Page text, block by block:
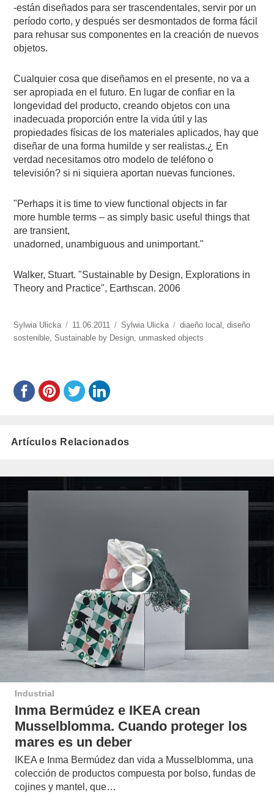
-están diseñados para ser trascendentales, servir por un
período corto, y después ser desmontados de forma fácil
para rehusar sus componentes en la creación de nuevos
objetos.
Cualquier cosa que diseñamos en el presente, no va a
ser apropiada en el futuro. En lugar de confiar en la
longevidad del producto, creando objetos con una
inadecuada proporción entre la vida útil y las
propiedades físicas de los materiales aplicados, hay que
diseñar de una forma humilde y ser realistas.¿ En
verdad necesitamos otro modelo de teléfono o
televisión? si ni siquiera aportan nuevas funciones.
"Perhaps it is time to view functional objects in far
more humble terms – as simply basic useful things that
are transient,
unadorned, unambiguous and unimportant."
Walker, Stuart. "Sustainable by Design, Explorations in
Theory and Practice", Earthscan. 2006
https://www.experimenta.es/author/Sylwia%20Ulicka/
Sylwia Ulicka
Publicado
el
11.06.2011 Categorías
Sylwia Ulicka Etiquetas
diaeño local ,diseño
sostenible ,Sustainable by Design ,unmasked objects
Artículos Relacionados
Industrial
Inma Bermúdez e IKEA crean
Musselblomma. Cuando proteger los
mares es un deber
IKEA e Inma Bermúdez dan vida a Musselblomma, una
colección de productos compuesta por bolso, fundas de
cojines y mantel, que…